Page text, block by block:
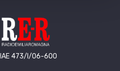
473/I/06-600